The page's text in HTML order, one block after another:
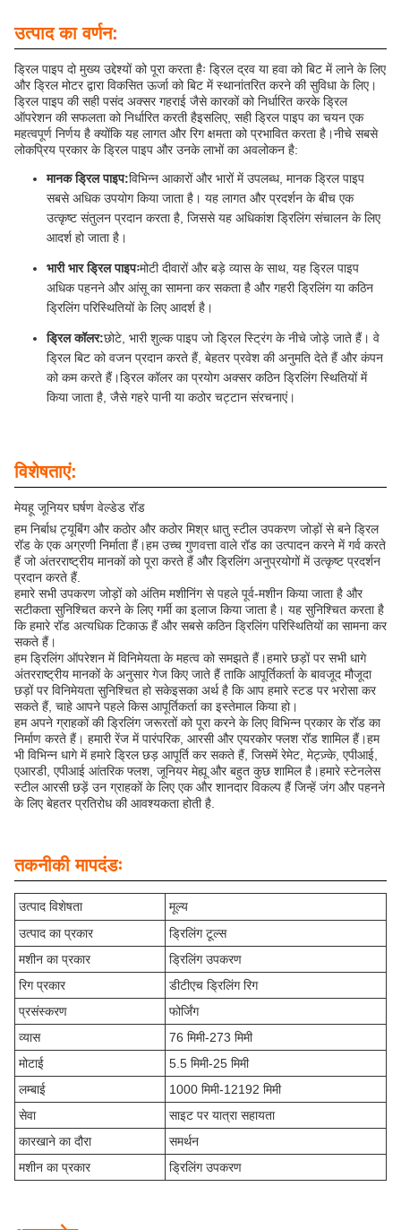
उत्पाद का वर्णन:
ड्रिल पाइप दो मुख्य उद्देश्यों को पूरा करता हैः ड्रिल द्रव या हवा को बिट में लाने के लिए
और ड्रिल मोटर द्वारा विकसित ऊर्जा को बिट में स्थानांतरित करने की सुविधा के लिए।
ड्रिल पाइप की सही पसंद अक्सर गहराई जैसे कारकों को निर्धारित करके ड्रिल
ऑपरेशन की सफलता को निर्धारित करती हैइसलिए, सही ड्रिल पाइप का चयन एक
महत्वपूर्ण निर्णय है क्योंकि यह लागत और रिग क्षमता को प्रभावित करता है।नीचे सबसे
लोकप्रिय प्रकार के ड्रिल पाइप और उनके लाभों का अवलोकन है:
मानक ड्रिल पाइप:विभिन्न आकारों और भारों में उपलब्ध, मानक ड्रिल पाइप
सबसे अधिक उपयोग किया जाता है। यह लागत और प्रदर्शन के बीच एक
उत्कृष्ट संतुलन प्रदान करता है, जिससे यह अधिकांश ड्रिलिंग संचालन के लिए
आदर्श हो जाता है।
भारी भार ड्रिल पाइपःमोटी दीवारों और बड़े व्यास के साथ, यह ड्रिल पाइप
अधिक पहनने और आंसू का सामना कर सकता है और गहरी ड्रिलिंग या कठिन
ड्रिलिंग परिस्थितियों के लिए आदर्श है।
ड्रिल कॉलर:छोटे, भारी शुल्क पाइप जो ड्रिल स्ट्रिंग के नीचे जोड़े जाते हैं। वे
ड्रिल बिट को वजन प्रदान करते हैं, बेहतर प्रवेश की अनुमति देते हैं और कंपन
को कम करते हैं।ड्रिल कॉलर का प्रयोग अक्सर कठिन ड्रिलिंग स्थितियों में
किया जाता है, जैसे गहरे पानी या कठोर चट्टान संरचनाएं।
विशेषताएं:
मेयहू जूनियर घर्षण वेल्डेड रॉड
हम निर्बाध ट्यूबिंग और कठोर और कठोर मिश्र धातु स्टील उपकरण जोड़ों से बने ड्रिल
रॉड के एक अग्रणी निर्माता हैं।हम उच्च गुणवत्ता वाले रॉड का उत्पादन करने में गर्व करते
हैं जो अंतरराष्ट्रीय मानकों को पूरा करते हैं और ड्रिलिंग अनुप्रयोगों में उत्कृष्ट प्रदर्शन
प्रदान करते हैं.
हमारे सभी उपकरण जोड़ों को अंतिम मशीनिंग से पहले पूर्व-मशीन किया जाता है और
सटीकता सुनिश्चित करने के लिए गर्मी का इलाज किया जाता है। यह सुनिश्चित करता है
कि हमारे रॉड अत्यधिक टिकाऊ हैं और सबसे कठिन ड्रिलिंग परिस्थितियों का सामना कर
सकते हैं।
हम ड्रिलिंग ऑपरेशन में विनिमेयता के महत्व को समझते हैं।हमारे छड़ों पर सभी धागे
अंतरराष्ट्रीय मानकों के अनुसार गेज किए जाते हैं ताकि आपूर्तिकर्ता के बावजूद मौजूदा
छड़ों पर विनिमेयता सुनिश्चित हो सकेइसका अर्थ है कि आप हमारे स्टड पर भरोसा कर
सकते हैं, चाहे आपने पहले किस आपूर्तिकर्ता का इस्तेमाल किया हो।
हम अपने ग्राहकों की ड्रिलिंग जरूरतों को पूरा करने के लिए विभिन्न प्रकार के रॉड का
निर्माण करते हैं। हमारी रेंज में पारंपरिक, आरसी और एयरकोर फ्लश रॉड शामिल हैं।हम
भी विभिन्न धागे में हमारे ड्रिल छड़ आपूर्ति कर सकते हैं, जिसमें रेमेट, मेट्ज़्के, एपीआई,
एआरडी, एपीआई आंतरिक फ्लश, जूनियर मेह्यू और बहुत कुछ शामिल है।हमारे स्टेनलेस
स्टील आरसी छड़ें उन ग्राहकों के लिए एक और शानदार विकल्प हैं जिन्हें जंग और पहनने
के लिए बेहतर प्रतिरोध की आवश्यकता होती है.
तकनीकी मापदंडः
उत्पाद विशेषता
मूल्य
उत्पाद का प्रकार
ड्रिलिंग टूल्स
मशीन का प्रकार
ड्रिलिंग उपकरण
रिग प्रकार
डीटीएच ड्रिलिंग रिग
प्रसंस्करण
फोर्जिंग
व्यास
76 मिमी-273 मिमी
मोटाई
5.5 मिमी-25 मिमी
लम्बाई
1000 मिमी-12192 मिमी
सेवा
साइट पर यात्रा सहायता
कारखाने का दौरा
समर्थन
मशीन का प्रकार
ड्रिलिंग उपकरण